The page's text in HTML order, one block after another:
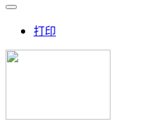
打印